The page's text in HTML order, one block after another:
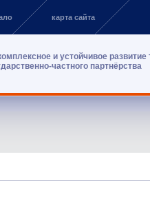
карта сайта
и устойчивое
частного партнёрства